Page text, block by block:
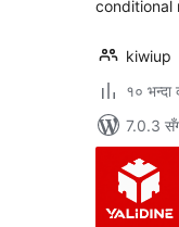
conditional
kiwiup
१० भन्दा
7.0.3